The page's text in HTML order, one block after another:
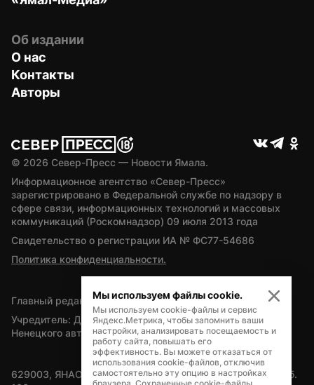
Об издании
О нас
Контакты
Авторы
© 2026 Север-Пресс — Новости Ямала.
Информационное агентство «Север-Пресс»
зарегистрировано в Федеральной службе по надзору в
сфере связи, информационных технологий и массовых
коммуникаций (Роскомнадзор) 09 июля 2013 года
Свидетельство о регистрации ИА № ФС77-54686
Политика конфиденциальности.
Главный редактор — А.Л. Поздеев
Учредитель: Департамент внутренней политики Ямало-
Ненецкого автономного округа
629003, ЯНАО, Салехард, мкр. Богдана Кнунянца, д.1, каб.
Мы используем файлы cookie.
Мы используем cookie-файлы и сервис
Яндекс.Метрика, чтобы запомнить ваши
настройки, анализировать посещаемость и
работу сайта, повышать его
эффективность. Вы можете отказаться от
использования cookie-файлов, отключив
самостоятельно эту опцию в настройках